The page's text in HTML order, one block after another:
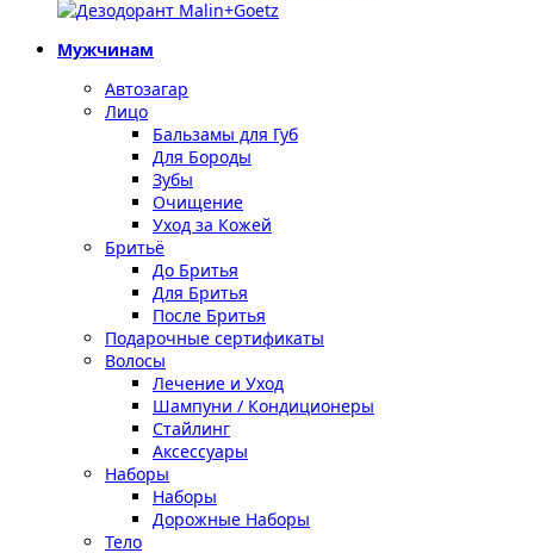
Мужчинам
Автозагар
Лицо
Бальзамы для Губ
Для Бороды
Зубы
Очищение
Уход за Кожей
Бритьё
До Бритья
Для Бритья
После Бритья
Подарочные сертификаты
Волосы
Лечение и Уход
Шампуни / Кондиционеры
Стайлинг
Аксессуары
Наборы
Наборы
Дорожные Наборы
Тело